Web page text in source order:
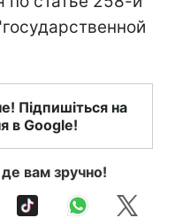
Підпишіться на
в Google!
вам зручно!